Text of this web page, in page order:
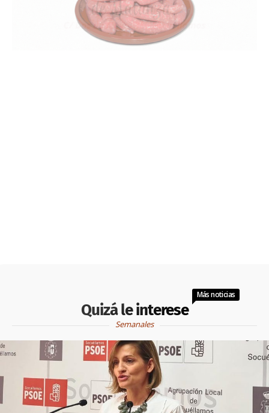
Quizá le interese
Más noticias
Semanales